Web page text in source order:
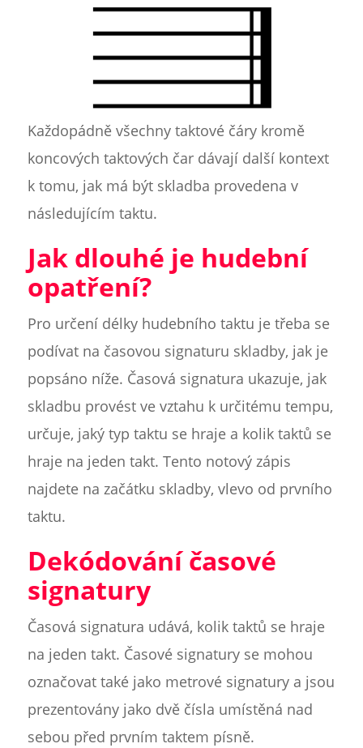
Každopádně všechny taktové čáry kromě
koncových taktových čar dávají další kontext
k tomu, jak má být skladba provedena v
následujícím taktu.
Jak dlouhé je hudební
opatření?
Pro určení délky hudebního taktu je třeba se
podívat na časovou signaturu skladby, jak je
popsáno níže. Časová signatura ukazuje, jak
skladbu provést ve vztahu k určitému tempu,
určuje, jaký typ taktu se hraje a kolik taktů se
hraje na jeden takt. Tento notový zápis
najdete na začátku skladby, vlevo od prvního
taktu.
Dekódování časové
signatury
Časová signatura udává, kolik taktů se hraje
na jeden takt. Časové signatury se mohou
označovat také jako metrové signatury a jsou
prezentovány jako dvě čísla umístěná nad
sebou před prvním taktem písně.